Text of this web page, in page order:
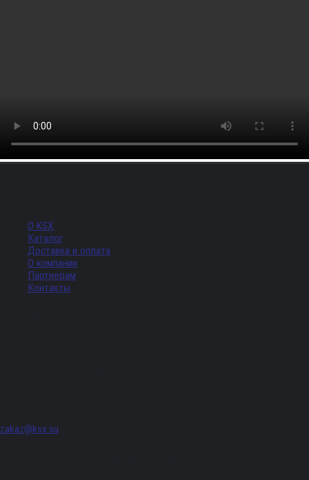
О KSX
Каталог
Доставка и оплата
О компании
Партнерам
Контакты
zakaz@ksx.su